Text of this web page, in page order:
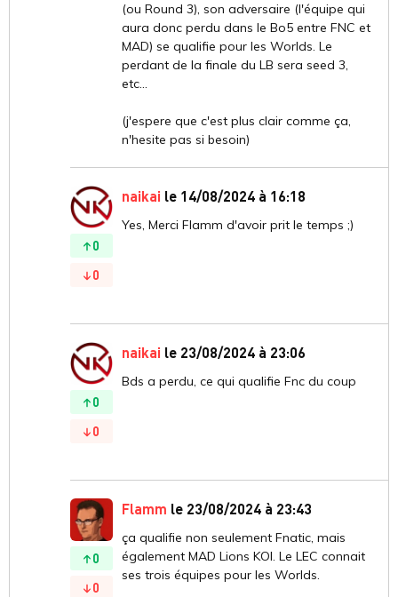
(ou Round 3), son adversaire (l'équipe qui
aura donc perdu dans le Bo5 entre FNC et
MAD) se qualifie pour les Worlds. Le
perdant de la finale du LB sera seed 3,
etc...
(j'espere que c'est plus clair comme ça,
n'hesite pas si besoin)
0
0
naikai le 14/08/2024 à 16:18
Yes, Merci Flamm d'avoir prit le temps ;)
0
0
naikai le 23/08/2024 à 23:06
Bds a perdu, ce qui qualifie Fnc du coup
0
0
Flamm le 23/08/2024 à 23:43
ça qualifie non seulement Fnatic, mais
également MAD Lions KOI. Le LEC connait
ses trois équipes pour les Worlds.